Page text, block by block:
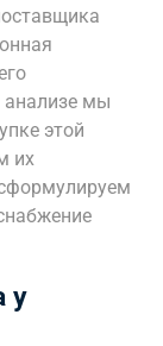
анализе мы
этой
их
у